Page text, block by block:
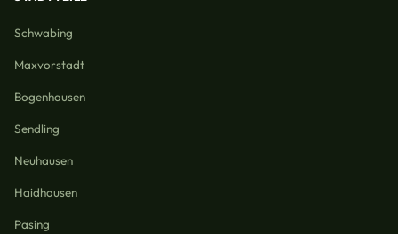
Schwabing
Maxvorstadt
Bogenhausen
Sendling
Neuhausen
Haidhausen
Pasing